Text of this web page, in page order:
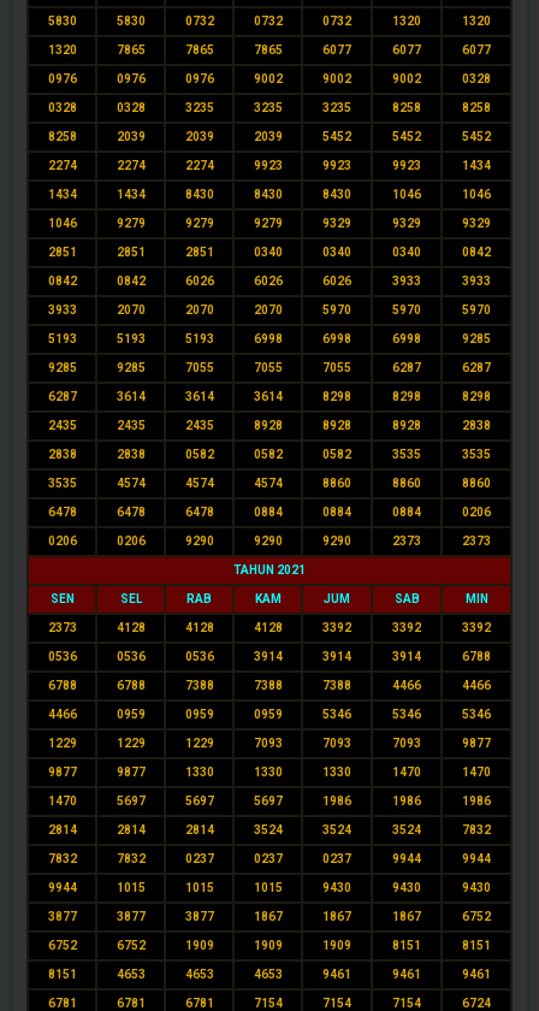
5830 5830 0732 0732 0732 1320 1320
1320 7865 7865 7865 6077 6077 6077
0976 0976 0976 9002 9002 9002 0328
0328 0328 3235 3235 3235 8258 8258
8258 2039 2039 2039 5452 5452 5452
2274 2274 2274 9923 9923 9923 1434
1434 1434 8430 8430 8430 1046 1046
1046 9279 9279 9279 9329 9329 9329
2851 2851 2851 0340 0340 0340 0842
0842 0842 6026 6026 6026 3933 3933
3933 2070 2070 2070 5970 5970 5970
5193 5193 5193 6998 6998 6998 9285
9285 9285 7055 7055 7055 6287 6287
6287 3614 3614 3614 8298 8298 8298
2435 2435 2435 8928 8928 8928 2838
2838 2838 0582 0582 0582 3535 3535
3535 4574 4574 4574 8860 8860 8860
6478 6478 6478 0884 0884 0884 0206
0206 0206 9290 9290 9290 2373 2373
TAHUN 2021
SEN SEL RAB KAM JUM SAB MIN
2373 4128 4128 4128 3392 3392 3392
0536 0536 0536 3914 3914 3914 6788
6788 6788 7388 7388 7388 4466 4466
4466 0959 0959 0959 5346 5346 5346
1229 1229 1229 7093 7093 7093 9877
9877 9877 1330 1330 1330 1470 1470
1470 5697 5697 5697 1986 1986 1986
2814 2814 2814 3524 3524 3524 7832
7832 7832 0237 0237 0237 9944 9944
9944 1015 1015 1015 9430 9430 9430
3877 3877 3877 1867 1867 1867 6752
6752 6752 1909 1909 1909 8151 8151
8151 4653 4653 4653 9461 9461 9461
6781 6781 6781 7154 7154 7154 6724